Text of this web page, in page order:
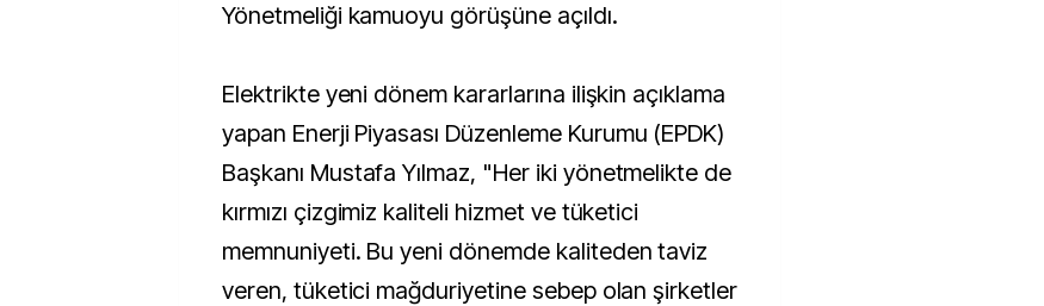
Yönetmeliği kamuoyu görüşüne açıldı.
Elektrikte yeni dönem kararlarına ilişkin açıklama
yapan Enerji Piyasası Düzenleme Kurumu (EPDK)
Başkanı Mustafa Yılmaz, "Her iki yönetmelikte de
kırmızı çizgimiz kaliteli hizmet ve tüketici
memnuniyeti. Bu yeni dönemde kaliteden taviz
veren, tüketici mağduriyetine sebep olan şirketler